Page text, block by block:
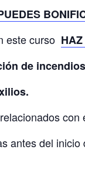
este curso
de incendios
antes del inicio